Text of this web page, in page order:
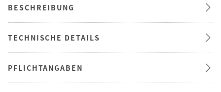
BESCHREIBUNG
TECHNISCHE DETAILS
PFLICHTANGABEN